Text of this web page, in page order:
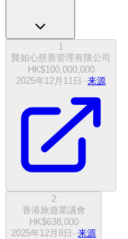
1
龔如心慈善管理有限公司
HK$100,000,000
2025年12月11日 ··来源
2
香港旅遊業議會
HK$638,000
2025年12月8日 ··来源